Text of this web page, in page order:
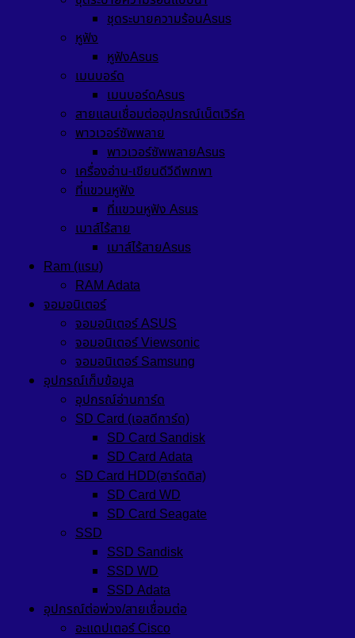
ชุดระบายความร้อนAsus
หูฟัง
หูฟังAsus
เมนบอร์ด
เมนบอร์ดAsus
สายแลนเชื่อมต่ออุปกรณ์เน็ตเวิร์ค
พาวเวอร์ซัพพลาย
พาวเวอร์ซัพพลายAsus
เครื่องอ่าน-เขียนดีวีดีพกพา
ที่แขวนหูฟัง
ที่แขวนหูฟัง Asus
เมาส์ไร้สาย
เมาส์ไร้สายAsus
Ram (แรม)
RAM Adata
จอมอนิเตอร์
จอมอนิเตอร์ ASUS
จอมอนิเตอร์ Viewsonic
จอมอนิเตอร์ Samsung
อุปกรณ์เก็บข้อมูล
อุปกรณ์อ่านการ์ด
SD Card (เอสดีการ์ด)
SD Card Sandisk
SD Card Adata
SD Card HDD(ฮาร์ดดิส)
SD Card WD
SD Card Seagate
SSD
SSD Sandisk
SSD WD
SSD Adata
อุปกรณ์ต่อพ่วง/สายเชื่อมต่อ
อะแดปเตอร์ Cisco